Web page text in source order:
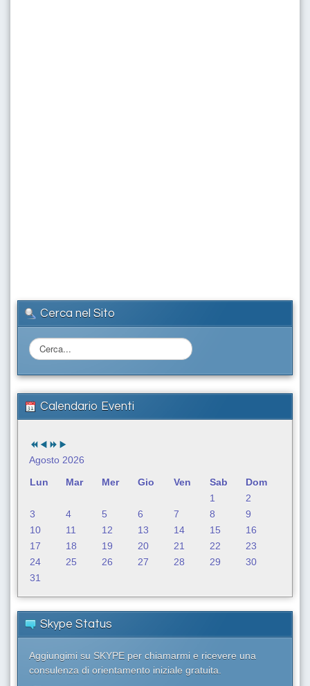
Cerca nel Sito
C
e
a
.
Calendario Eventi
Agosto 2026
Lun
Mar Mer Gio Ven Sab
Dom
1
2
3
4 5 6 7 8
9
10
11 12 13 14 15
16
17
18 19 20 21 22
23
24
25 26 27 28 29
30
31
Skype Status
Aggiungimi su SKYPE per chiamarmi e ricevere una
consulenza di orientamento iniziale gratuita.